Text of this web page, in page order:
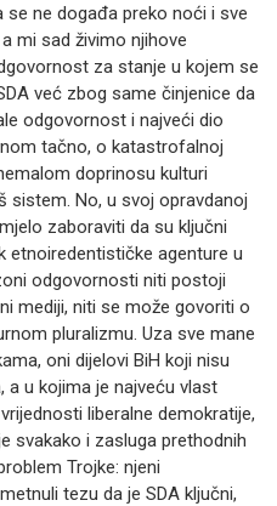
ne događa preko noći i sve
mi sad živimo njihove
za stanje u kojem se
već zbog same činjenice da
odgovornost i najveći dio
tačno, o katastrofalnoj
doprinosu kulturi
sistem. No, u svoj opravdanoj
zaboraviti da su ključni
etnoiredentističke agenture u
odgovornosti niti postoji
mediji, niti se može govoriti o
pluralizmu. Uza sve mane
oni dijelovi BiH koji nisu
a u kojima je najveću vlast
liberalne demokratije,
svakako i zasluga prethodnih
Trojke: njeni
tezu da je SDA ključni,